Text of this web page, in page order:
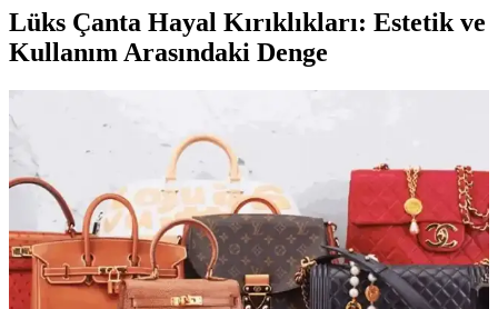
Lüks Çanta Hayal Kırıklıkları: Estetik ve
Kullanım Arasındaki Denge